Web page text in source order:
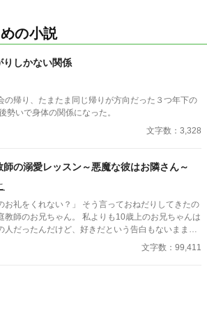
の小説
りしかない関係
の帰り、たまたま同じ帰りが方向だった３つ年下の
勢いで身体の関係になった。
文字数：3,328
師の溺愛レッスン～悪魔な彼はお隣さん～
ない？」 そう言っておねだりしてきたの
教師のお兄ちゃん。 私よりも10歳上のお兄ちゃんは
人だったんだけど、好きだという告白もないままに
発展してしまった私は苦しくて、どうしようもなく
一投足にただ振り回されてしまっていた。 葵は私
文字数：99,411